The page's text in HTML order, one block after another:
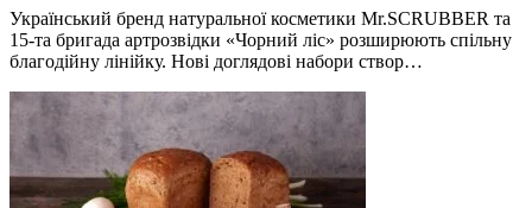
Український бренд натуральної косметики Mr.SCRUBBER та
15-та бригада артрозвідки «Чорний ліс» розширюють спільну
благодійну лінійку. Нові доглядові набори створ…